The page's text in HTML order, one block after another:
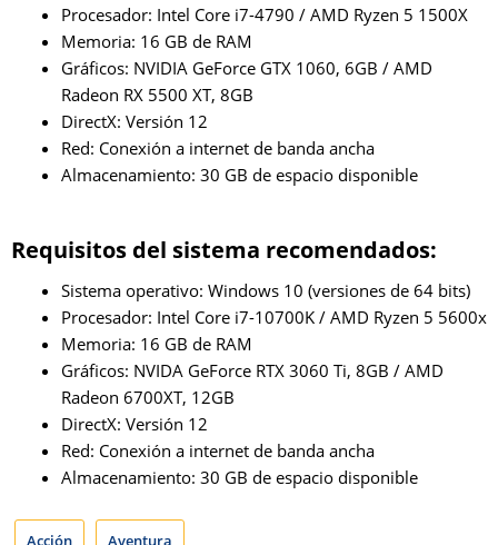
Procesador: Intel Core i7-4790 / AMD Ryzen 5 1500X
Memoria: 16 GB de RAM
Gráficos: NVIDIA GeForce GTX 1060, 6GB / AMD
Radeon RX 5500 XT, 8GB
DirectX: Versión 12
Red: Conexión a internet de banda ancha
Almacenamiento: 30 GB de espacio disponible
Requisitos del sistema recomendados:
Sistema operativo: Windows 10 (versiones de 64 bits)
Procesador: Intel Core i7-10700K / AMD Ryzen 5 5600x
Memoria: 16 GB de RAM
Gráficos: NVIDA GeForce RTX 3060 Ti, 8GB / AMD
Radeon 6700XT, 12GB
DirectX: Versión 12
Red: Conexión a internet de banda ancha
Almacenamiento: 30 GB de espacio disponible
Acción Aventura